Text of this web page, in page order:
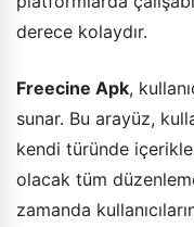
derece kolaydır.
Freecine Apk,
sunar. Bu arayüz,
kendi türünde
olacak tüm
zamanda